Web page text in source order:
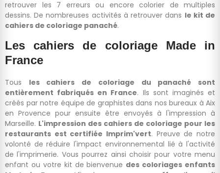
retrouver les 7 erreurs ou encore colorier de multiples
dessins. De nombreuses activités à retrouver dans le kit de
cahiers de coloriage panaché.
Les cahiers de coloriage Made in
France
Tous les cahiers de coloriage du panaché sont
entièrement fabriqués en France. Ils sont imaginés et
créés par notre équipe de graphistes dans nos bureaux à Aix
en Provence pour ensuite être envoyés à l'impression à
Marseille. L'impression des cahiers de coloriage pour les
restaurants est certifiée Imprim'vert. Preuve de notre
volonté de réduire l'impact environnemental lié à l'activité
de l'imprimerie. Vous pourrez ainsi choisir pour votre menu
enfant ou votre kit de bienvenue des coloriages enfants